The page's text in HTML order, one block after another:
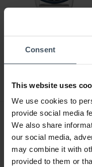
Consent
This website uses
We use cookies to
provide social media
We also share
our social media,
may combine it with
provided to them or
CHF 189.00
Tommy Hilfiger Stewart -